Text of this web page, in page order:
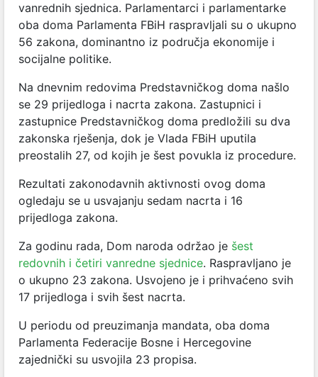
vanrednih sjednica. Parlamentarci i parlamentarke
oba doma Parlamenta FBiH raspravljali su o ukupno
56 zakona, dominantno iz područja ekonomije i
socijalne politike.
Na dnevnim redovima Predstavničkog doma našlo
se 29 prijedloga i nacrta zakona. Zastupnici i
zastupnice Predstavničkog doma predložili su dva
zakonska rješenja, dok je Vlada FBiH uputila
preostalih 27, od kojih je šest povukla iz procedure.
Rezultati zakonodavnih aktivnosti ovog doma
ogledaju se u usvajanju sedam nacrta i 16
prijedloga zakona.
Za godinu rada, Dom naroda održao je šest
redovnih i četiri vanredne sjednice. Raspravljano je
o ukupno 23 zakona. Usvojeno je i prihvaćeno svih
17 prijedloga i svih šest nacrta.
U periodu od preuzimanja mandata, oba doma
Parlamenta Federacije Bosne i Hercegovine
zajednički su usvojila 23 propisa.